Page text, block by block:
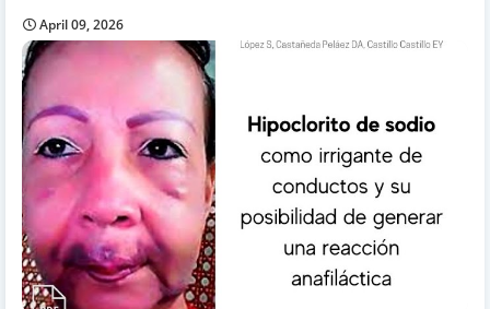
April 09, 2026